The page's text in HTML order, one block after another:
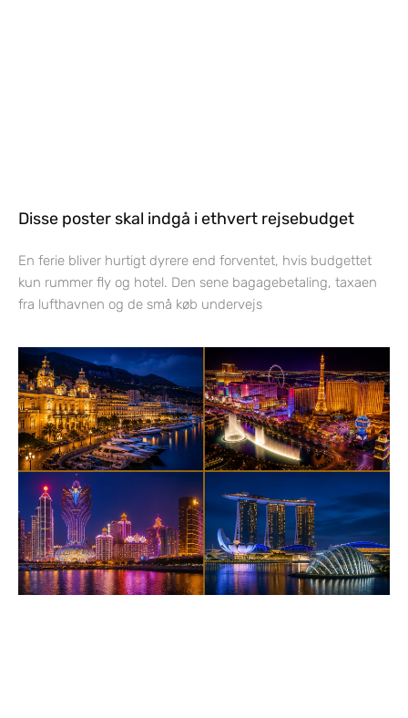
Disse poster skal indgå i ethvert rejsebudget
En ferie bliver hurtigt dyrere end forventet, hvis budgettet
kun rummer fly og hotel. Den sene bagagebetaling, taxaen
fra lufthavnen og de små køb undervejs